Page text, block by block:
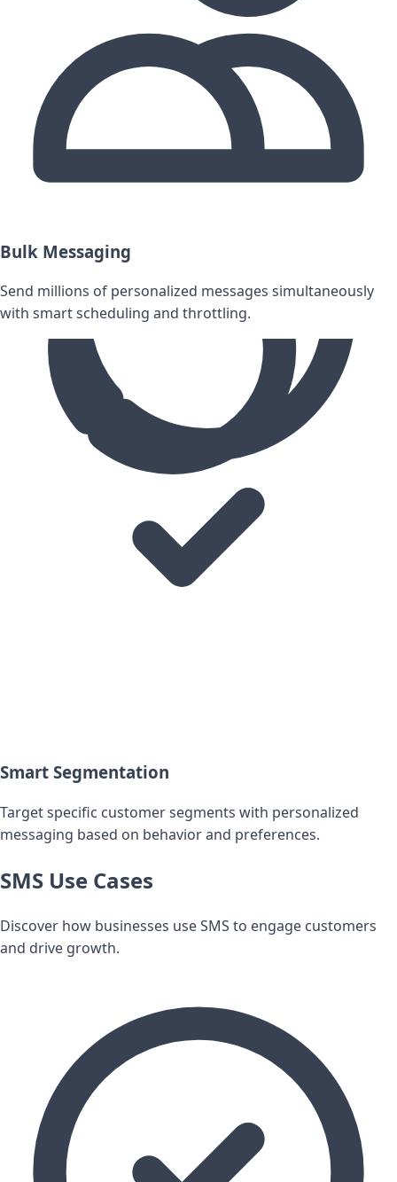
Bulk Messaging
Send millions of personalized messages simultaneously
with smart scheduling and throttling.
Smart Segmentation
Target specific customer segments with personalized
messaging based on behavior and preferences.
SMS Use Cases
Discover how businesses use SMS to engage customers
and drive growth.